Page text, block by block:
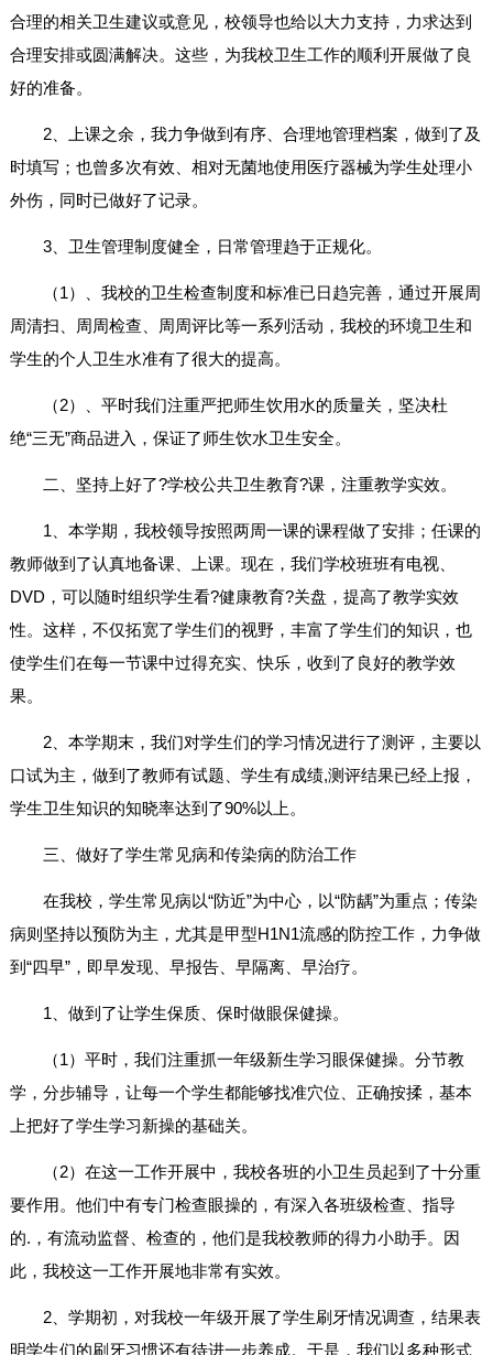
合理的相关卫生建议或意见，校领导也给以大力支持，力求达到
合理安排或圆满解决。这些，为我校卫生工作的顺利开展做了良
好的准备。
2、上课之余，我力争做到有序、合理地管理档案，做到了及
时填写；也曾多次有效、相对无菌地使用医疗器械为学生处理小
外伤，同时已做好了记录。
3、卫生管理制度健全，日常管理趋于正规化。
（1）、我校的卫生检查制度和标准已日趋完善，通过开展周
周清扫、周周检查、周周评比等一系列活动，我校的环境卫生和
学生的个人卫生水准有了很大的提高。
（2）、平时我们注重严把师生饮用水的质量关，坚决杜
绝“三无”商品进入，保证了师生饮水卫生安全。
二、坚持上好了?学校公共卫生教育?课，注重教学实效。
1、本学期，我校领导按照两周一课的课程做了安排；任课的
教师做到了认真地备课、上课。现在，我们学校班班有电视、
DVD，可以随时组织学生看?健康教育?关盘，提高了教学实效
性。这样，不仅拓宽了学生们的视野，丰富了学生们的知识，也
使学生们在每一节课中过得充实、快乐，收到了良好的教学效
果。
2、本学期末，我们对学生们的学习情况进行了测评，主要以
口试为主，做到了教师有试题、学生有成绩,测评结果已经上报，
学生卫生知识的知晓率达到了90%以上。
三、做好了学生常见病和传染病的防治工作
在我校，学生常见病以“防近”为中心，以“防龋”为重点；传染
病则坚持以预防为主，尤其是甲型H1N1流感的防控工作，力争做
到“四早”，即早发现、早报告、早隔离、早治疗。
1、做到了让学生保质、保时做眼保健操。
（1）平时，我们注重抓一年级新生学习眼保健操。分节教
学，分步辅导，让每一个学生都能够找准穴位、正确按揉，基本
上把好了学生学习新操的基础关。
（2）在这一工作开展中，我校各班的小卫生员起到了十分重
要作用。他们中有专门检查眼操的，有深入各班级检查、指导
的.，有流动监督、检查的，他们是我校教师的得力小助手。因
此，我校这一工作开展地非常有实效。
2、学期初，对我校一年级开展了学生刷牙情况调查，结果表
明学生们的刷牙习惯还有待进一步养成。于是，我们以多种形式